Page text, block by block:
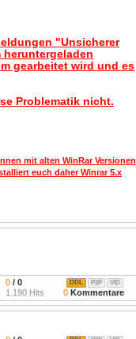
"Unsicherer
heruntergeladen
gearbeitet wird und es
Problematik nicht.
mit alten WinRar Versionen
euch daher Winrar 5.x
0 / 0
1.190 Hits
VID
P2P
DDL
0 Kommentare